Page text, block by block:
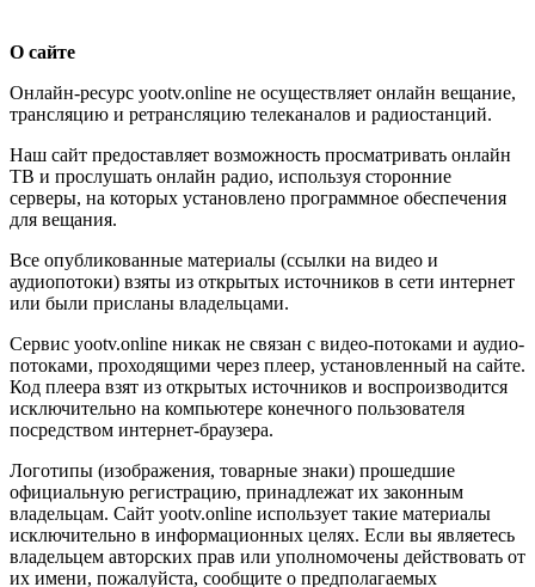
О сайте
Онлайн-ресурс yootv.online не осуществляет онлайн вещание,
трансляцию и ретрансляцию телеканалов и радиостанций.
Наш сайт предоставляет возможность просматривать онлайн
ТВ и прослушать онлайн радио, используя сторонние
серверы, на которых установлено программное обеспечения
для вещания.
Все опубликованные материалы (ссылки на видео и
аудиопотоки) взяты из открытых источников в сети интернет
или были присланы владельцами.
Сервис yootv.online никак не связан с видео-потоками и аудио-
потоками, проходящими через плеер, установленный на сайте.
Код плеера взят из открытых источников и воспроизводится
исключительно на компьютере конечного пользователя
посредством интернет-браузера.
Логотипы (изображения, товарные знаки) прошедшие
официальную регистрацию, принадлежат их законным
владельцам. Сайт yootv.online использует такие материалы
исключительно в информационных целях. Если вы являетесь
владельцем авторских прав или уполномочены действовать от
их имени, пожалуйста, сообщите о предполагаемых